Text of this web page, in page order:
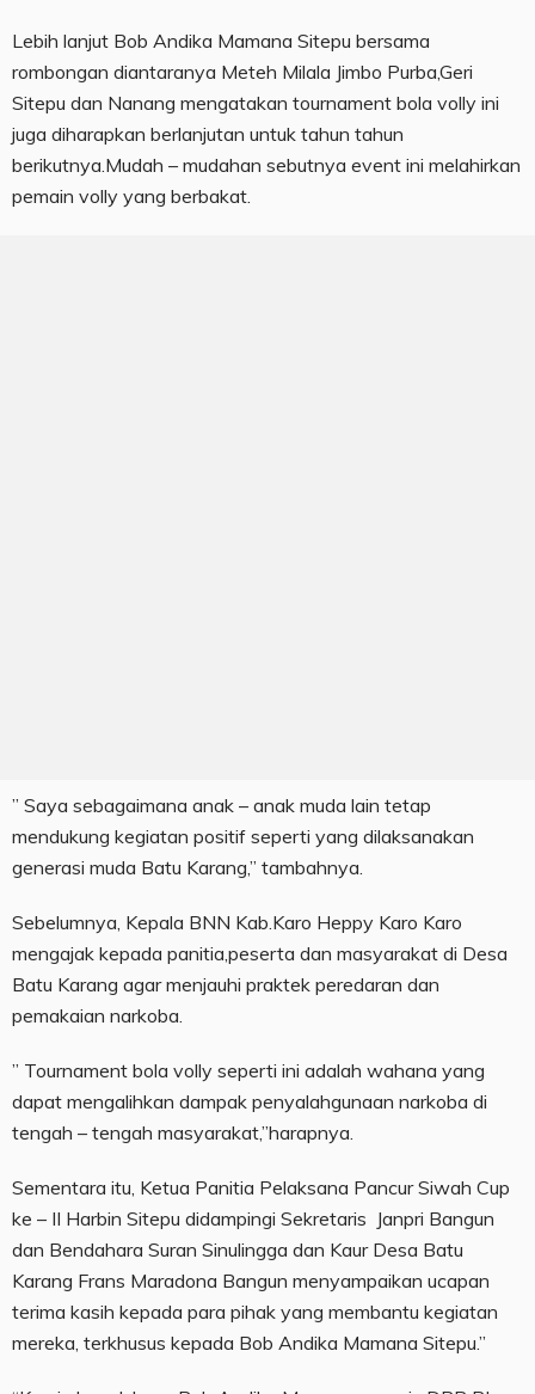
Lebih lanjut Bob Andika Mamana Sitepu bersama
rombongan diantaranya Meteh Milala Jimbo Purba,Geri
Sitepu dan Nanang mengatakan tournament bola volly ini
juga diharapkan berlanjutan untuk tahun tahun
berikutnya.Mudah – mudahan sebutnya event ini melahirkan
pemain volly yang berbakat.
” Saya sebagaimana anak – anak muda lain tetap
mendukung kegiatan positif seperti yang dilaksanakan
generasi muda Batu Karang,” tambahnya.
Sebelumnya, Kepala BNN Kab.Karo Heppy Karo Karo
mengajak kepada panitia,peserta dan masyarakat di Desa
Batu Karang agar menjauhi praktek peredaran dan
pemakaian narkoba.
” Tournament bola volly seperti ini adalah wahana yang
dapat mengalihkan dampak penyalahgunaan narkoba di
tengah – tengah masyarakat,”harapnya.
Sementara itu, Ketua Panitia Pelaksana Pancur Siwah Cup
ke – II Harbin Sitepu didampingi Sekretaris Janpri Bangun
dan Bendahara Suran Sinulingga dan Kaur Desa Batu
Karang Frans Maradona Bangun menyampaikan ucapan
terima kasih kepada para pihak yang membantu kegiatan
mereka, terkhusus kepada Bob Andika Mamana Sitepu.”